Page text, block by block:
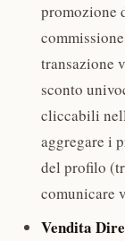
promozione
transazione
sconto
cliccabili
aggregare i
del profilo
comunicare
Vendita